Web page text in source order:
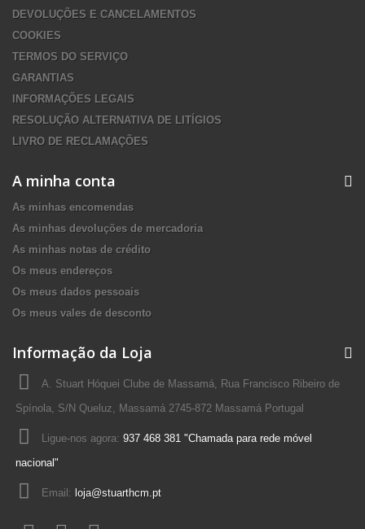
DEVOLUÇÕES E CANCELAMENTOS
COOKIES
TERMOS DO SERVIÇO
GARANTIAS
INFORMAÇÕES LEGAIS
RESOLUÇÃO ALTERNATIVA DE LITÍGIOS
LIVRO DE RECLAMAÇÕES
A minha conta
As minhas encomendas
As minhas devoluções de mercadoria
As minhas notas de crédito
Os meus endereços
Os meus dados pessoais
Os meus vales de desconto
Informação da Loja
A. Stuart Hóquei Clube de Massamá, Rua Francisco Ribeiro de
Spínola, S/N Queluz, Massamá 2745-872 Massamá Portugal
Ligue-nos agora: 937 468 381 "Chamada para rede móvel
nacional"
Email: loja@stuarthcm.pt